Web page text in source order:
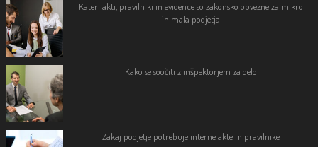
Kateri akti, pravilniki in evidence so zakonsko obvezne za mikro
in mala podjetja
Kako se soočiti z inšpektorjem za delo
Zakaj podjetje potrebuje interne akte in pravilnike